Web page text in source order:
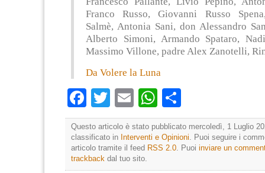
Franco Russo, Giovanni Russo
Salmè, Antonia Sani, don Alessandro
Alberto Simoni, Armando Spataro,
Massimo Villone, padre Alex Zanotelli,
Da Volere la Luna
Facebook
TwitterEmailWhatsApp
Questo articolo è stato pubblicato mercoledì, 1 Luglio
classificato in Interventi e Opinioni . Puoi seguire i
articolo tramite il feed RSS 2.0 . Puoi inviare un
trackback dal tuo sito.